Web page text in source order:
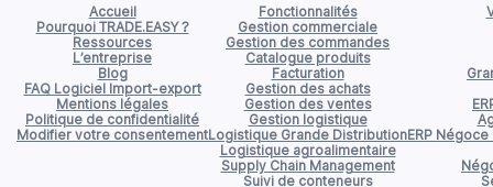
Accueil
Pourquoi TRADE.EASY ?
Ressources
L’entreprise
Blog
FAQ Logiciel Import-export
Mentions légales
Politique de confidentialité
Modifier votre consentement
Fonctionnalités
Gestion commerciale
Gestion des commandes
Catalogue produits
Facturation
Gestion des achats
Gestion des ventes
Gestion logistique
Logistique Grande Distribution
Logistique agroalimentaire
Supply Chain Management
Suivi de conteneurs
ERP